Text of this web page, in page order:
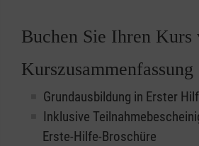
Buchen Sie Ihren Kurs
Kurszusammenfassung
Grundausbildung in Erster
Inklusive
Erste-Hilfe-Broschüre